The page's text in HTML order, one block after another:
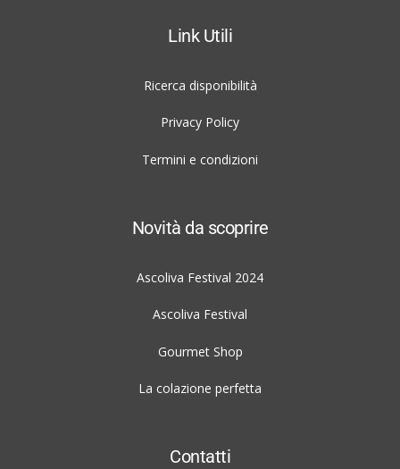
Link Utili
Ricerca disponibilità
Privacy Policy
Termini e condizioni
Novità da scoprire
Ascoliva Festival 2024
Ascoliva Festival
Gourmet Shop
La colazione perfetta
Contatti